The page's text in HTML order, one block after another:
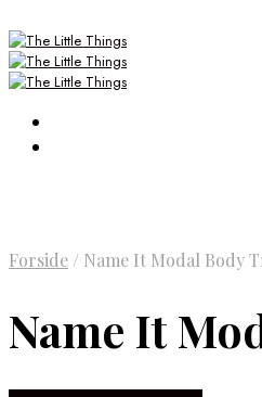
Forside / Name It Modal Body
Name It